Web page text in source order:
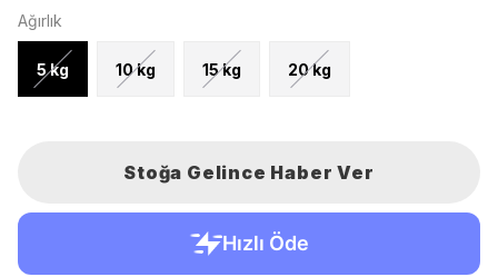
Ağırlık
5 kg 10 kg 15 kg 20 kg
Stoğa Gelince Haber Ver